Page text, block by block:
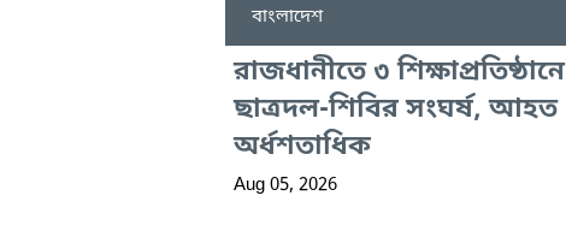
বাংলাদেশ
রাজধানীতে ৩ শিক্ষাপ্রতিষ্ঠানে
ছাত্রদল-শিবির সংঘর্ষ, আহত
অর্ধশতাধিক
Aug 05, 2026